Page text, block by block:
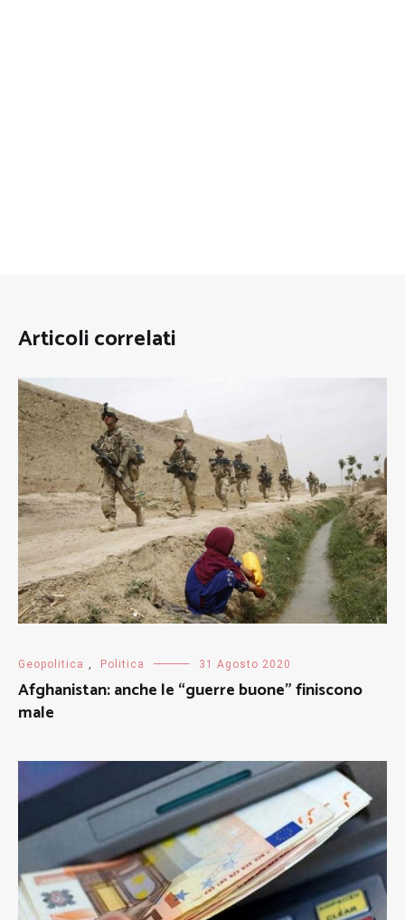
Articoli correlati
Geopolitica , Politica 31 Agosto 2020
Afghanistan: anche le “guerre buone” finiscono
male